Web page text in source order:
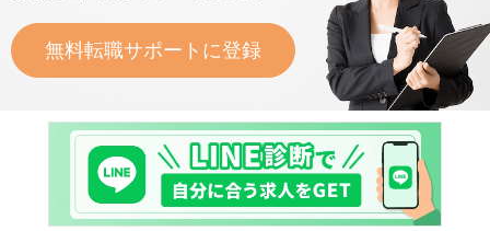
無料転職サポートに登録